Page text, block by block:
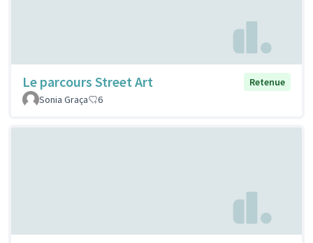
Le parcours Street Art
Retenue
Sonia Graça
6